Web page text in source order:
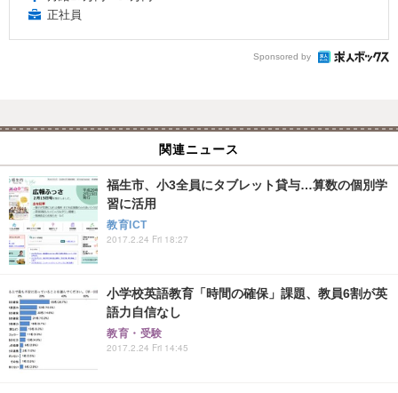
正社員
Sponsored by
関連ニュース
福生市、小3全員にタブレット貸与…算数の個別学
習に活用
教育ICT
2017.2.24 Fri 18:27
小学校英語教育「時間の確保」課題、教員6割が英
語力自信なし
教育・受験
2017.2.24 Fri 14:45